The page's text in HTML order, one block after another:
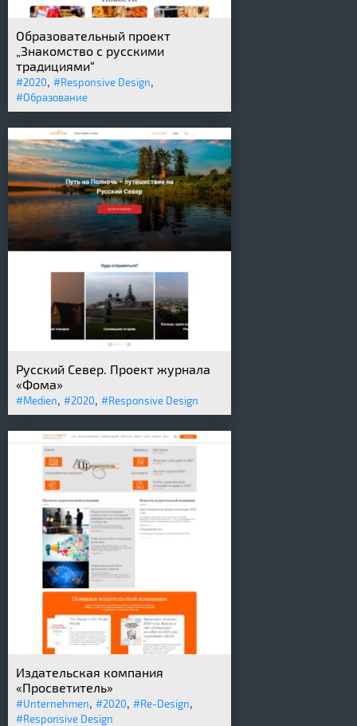
Образовательный проект
„Знакомство с русскими
традициями“
#2020, #Responsive Design,
#Образование
Русский Север. Проект журнала
«Фома»
#Medien, #2020, #Responsive Design
Издательская компания
«Просветитель»
#Unternehmen, #2020, #Re-Design,
#Responsive Design